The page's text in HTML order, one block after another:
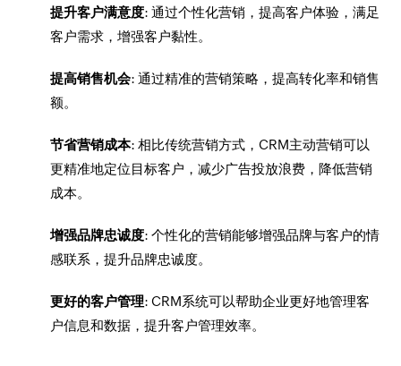
提升客户满意度: 通过个性化营销，提高客户体验，满足
客户需求，增强客户黏性。
提高销售机会: 通过精准的营销策略，提高转化率和销售
额。
节省营销成本: 相比传统营销方式，CRM主动营销可以
更精准地定位目标客户，减少广告投放浪费，降低营销
成本。
增强品牌忠诚度: 个性化的营销能够增强品牌与客户的情
感联系，提升品牌忠诚度。
更好的客户管理: CRM系统可以帮助企业更好地管理客
户信息和数据，提升客户管理效率。